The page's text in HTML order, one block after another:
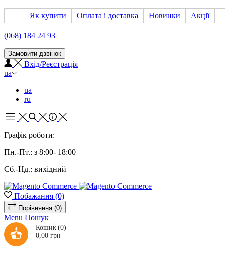
Як купити Оплата і доставка Новинки Акції
(068) 184 24 93
Замовити дзвінок
Вхід/Реєстрація
ua
ua
ru
Графік роботи:
Пн.-Пт.: з 8:00- 18:00
Сб.-Нд.: вихідний
Побажання (0)
Порівняння (0)
Menu Пошук
Кошик (0)
0,00 грн